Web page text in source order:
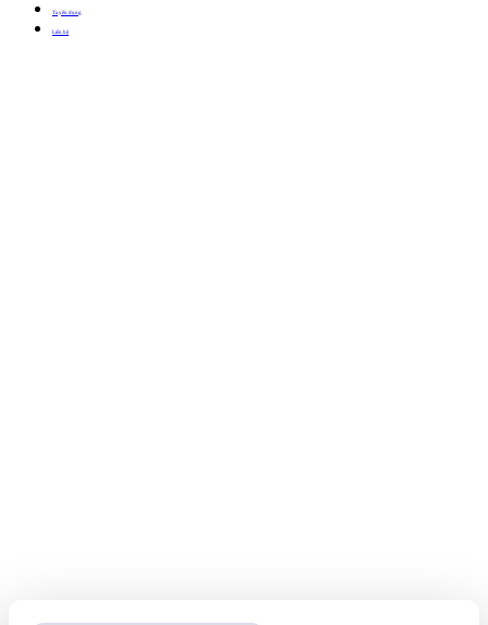
Tuyển dụng
Liên hệ